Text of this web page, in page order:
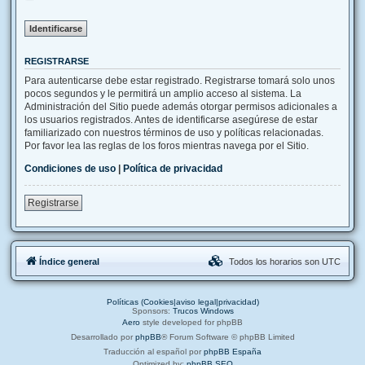
REGISTRARSE
Para autenticarse debe estar registrado. Registrarse tomará solo unos
pocos segundos y le permitirá un amplio acceso al sistema. La
Administración del Sitio puede además otorgar permisos adicionales a
los usuarios registrados. Antes de identificarse asegúrese de estar
familiarizado con nuestros términos de uso y políticas relacionadas.
Por favor lea las reglas de los foros mientras navega por el Sitio.
Condiciones de uso | Política de privacidad
Registrarse
Índice general Todos los horarios son UTC
Políticas (Cookies|aviso legal|privacidad)
Sponsors: Trucos Windows
Aero style developed for phpBB
Desarrollado por phpBB® Forum Software © phpBB Limited
Traducción al español por phpBB España